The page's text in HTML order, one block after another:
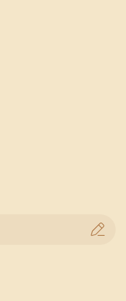
个叫做柚柚的小妹
。没关系，路过亦